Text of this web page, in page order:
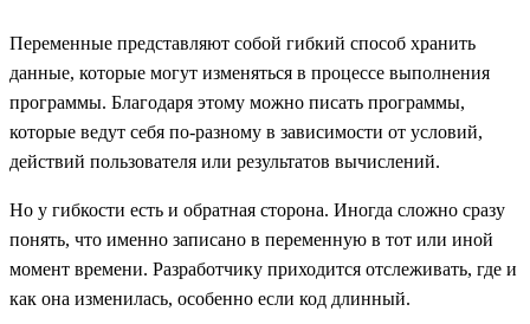
Переменные представляют собой гибкий способ хранить
данные, которые могут изменяться в процессе выполнения
программы. Благодаря этому можно писать программы,
которые ведут себя по-разному в зависимости от условий,
действий пользователя или результатов вычислений.
Но у гибкости есть и обратная сторона. Иногда сложно сразу
понять, что именно записано в переменную в тот или иной
момент времени. Разработчику приходится отслеживать, где и
как она изменилась, особенно если код длинный.